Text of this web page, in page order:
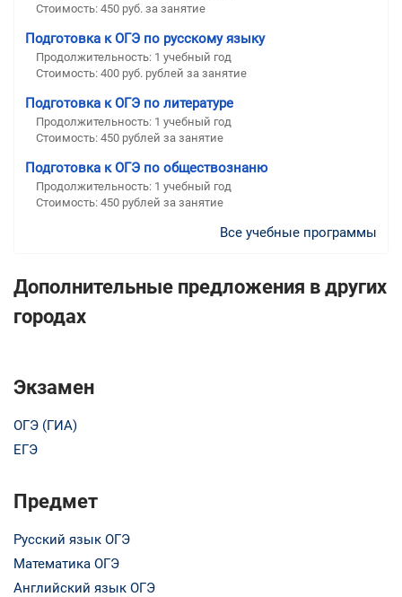
Стоимость: 450 руб. за занятие
Подготовка к ОГЭ по русскому языку
Продолжительность: 1 учебный год
Стоимость: 400 руб. рублей за занятие
Подготовка к ОГЭ по литературе
Продолжительность: 1 учебный год
Стоимость: 450 рублей за занятие
Подготовка к ОГЭ по обществознаню
Продолжительность: 1 учебный год
Стоимость: 450 рублей за занятие
Все учебные программы
Дополнительные предложения в других
городах
Экзамен
ОГЭ (ГИА)
ЕГЭ
Предмет
Русский язык ОГЭ
Математика ОГЭ
Английский язык ОГЭ